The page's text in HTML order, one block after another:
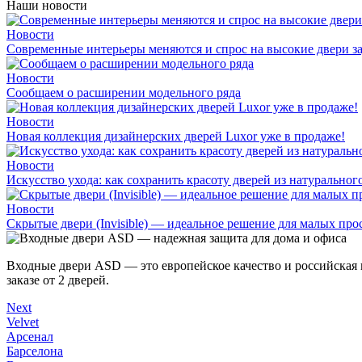
Наши новости
Новости
Современные интерьеры меняются и спрос на высокие двери
Новости
Сообщаем о расширении модельного ряда
Новости
Новая коллекция дизайнерских дверей Luxor уже в продаже!
Новости
Искусство ухода: как сохранить красоту дверей из
Новости
Скрытые двери (Invisible) — идеальное решение для малых
Входные двери ASD — это европейское качество и
заказе от 2 дверей.
Next
Velvet
Арсенал
Барселона